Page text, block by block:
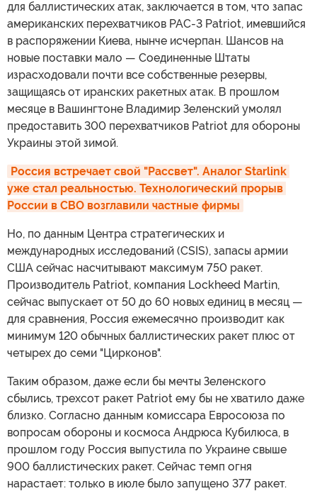
для баллистических атак, заключается в том, что запас
американских перехватчиков PAC-3 Patriot, имевшийся
в распоряжении Киева, нынче исчерпан. Шансов на
новые поставки мало — Соединенные Штаты
израсходовали почти все собственные резервы,
защищаясь от иранских ракетных атак. В прошлом
месяце в Вашингтоне Владимир Зеленский умолял
предоставить 300 перехватчиков Patriot для обороны
Украины этой зимой.
Россия встречает свой "Рассвет". Аналог Starlink
уже стал реальностью. Технологический прорыв
России в СВО возглавили частные фирмы
Но, по данным Центра стратегических и
международных исследований (CSIS), запасы армии
США сейчас насчитывают максимум 750 ракет.
Производитель Patriot, компания Lockheed Martin,
сейчас выпускает от 50 до 60 новых единиц в месяц —
для сравнения, Россия ежемесячно производит как
минимум 120 обычных баллистических ракет плюс от
четырех до семи "Цирконов".
Таким образом, даже если бы мечты Зеленского
сбылись, трехсот ракет Patriot ему бы не хватило даже
близко. Согласно данным комиссара Евросоюза по
вопросам обороны и космоса Андрюса Кубилюса, в
прошлом году Россия выпустила по Украине свыше
900 баллистических ракет. Сейчас темп огня
нарастает: только в июле было запущено 377 ракет.